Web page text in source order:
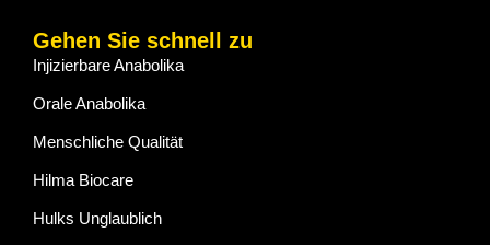
Gehen Sie schnell zu
Injizierbare Anabolika
Orale Anabolika
Menschliche Qualität
Hilma Biocare
Hulks Unglaublich